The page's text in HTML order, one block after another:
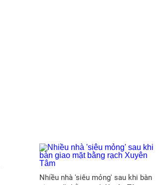
Nhiều nhà 'siêu mỏng' sau khi bàn